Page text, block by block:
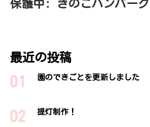
保護中: きのこハンバーグ
最近の投稿
園のできごとを更新しました
提灯制作！